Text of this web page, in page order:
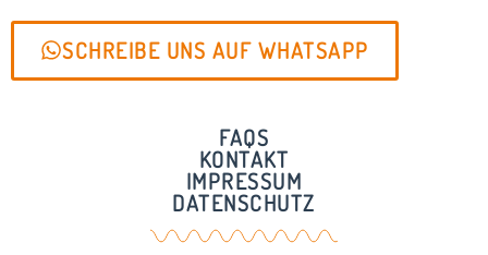
SCHREIBE UNS AUF WHATSAPP
FAQS
KONTAKT
IMPRESSUM
DATENSCHUTZ